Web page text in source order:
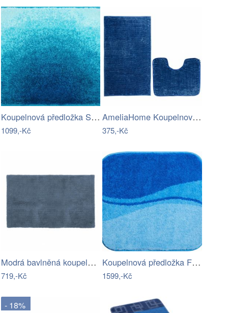
Koupelnová předložka SUNSHINE
1099,-Kč
AmeliaHome Koupelnová sada koberců Bati…
375,-Kč
Modrá bavlněná koupelnová předložka…
719,-Kč
Koupelnová předložka FLASH
1599,-Kč
- 18%